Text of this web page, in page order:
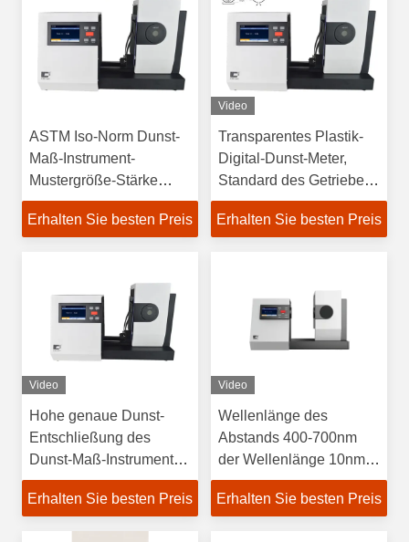
ASTM Iso-Norm Dunst-
Maß-Instrument-
Mustergröße-Stärke
≤150mm
Erhalten Sie besten Preis
Video
Transparentes Plastik-
Digital-Dunst-Meter,
Standard des Getriebe-
Dunst-Maß-ASTM
D1044
Erhalten Sie besten Preis
Video
Hohe genaue Dunst-
Entschließung des
Dunst-Maß-Instrument-
0,01 für halb
transparentes Material
Erhalten Sie besten Preis
Video
Wellenlänge des
Abstands 400-700nm
der Wellenlänge 10nm
Haze Measurement
Instrument/Beförderung
Erhalten Sie besten Preis